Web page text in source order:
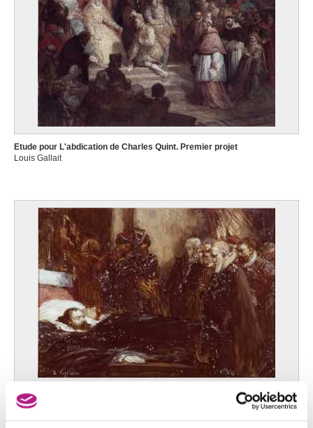
Etude pour L'abdication de Charles Quint. Premier projet
Louis Gallait
Etude pour Les derniers honneurs rendus aux comtes d'Egmont et de
Hornes
Louis Gallait